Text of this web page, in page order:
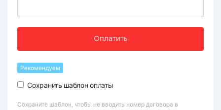
Оплатить
Рекомендуем
Сохранить шаблон оплаты
Сохраните шаблон, чтобы не вводить номер договора в